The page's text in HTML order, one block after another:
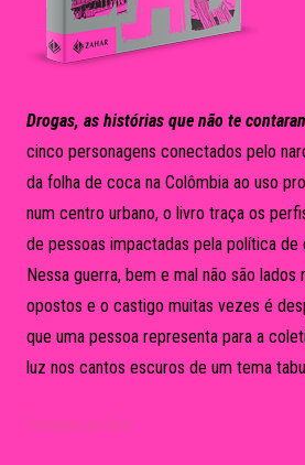
Drogas, as histórias que não te
cinco personagens conectados pelo
da folha de coca na Colômbia ao uso
num centro urbano, o livro traça os
de pessoas impactadas pela política de
Nessa guerra, bem e mal não são lados
opostos e o castigo muitas vezes é
que uma pessoa representa para a
luz nos cantos escuros de um tema
Compre on-line